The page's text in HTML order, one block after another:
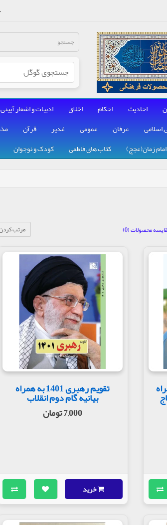
احادیث احکام اخلاق ادبیات و اشعار آیینی
اسلامی عرفان عمومی غدیر قرآن
زمان(عجج) کتاب های فاطمی کودک و نوجوان
محصولات (0) مرتب
همراه تقویم رهبری 1401 به همراه
بیانیه گام دوم انقلاب
7,000 تومان
خرید